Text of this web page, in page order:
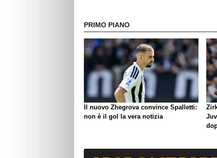
PRIMO PIANO
Il nuovo Zhegrova convince Spalletti:
non è il gol la vera notizia